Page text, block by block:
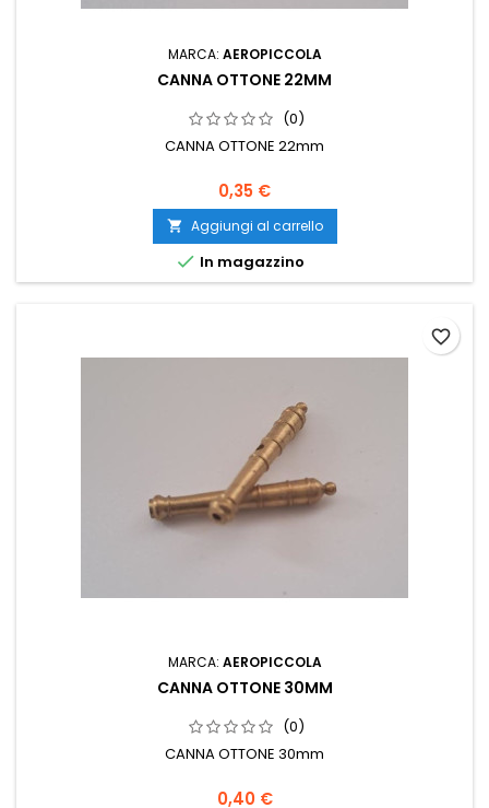
MARCA: AEROPICCOLA
CANNA OTTONE 22MM
(0)
CANNA OTTONE 22mm
0,35 €
 Aggiungi al carrello
 In magazzino
MARCA: AEROPICCOLA
CANNA OTTONE 30MM
(0)
CANNA OTTONE 30mm
0,40 €
favorite_border